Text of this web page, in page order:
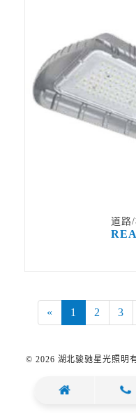
道路
« 1 2 3
©️ 2026 湖北骏驰星光照明